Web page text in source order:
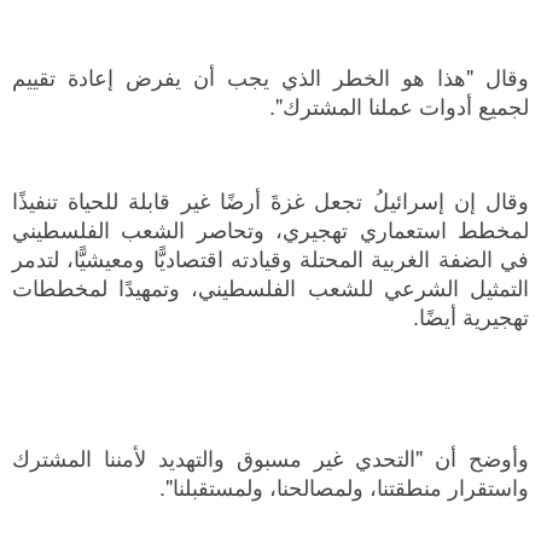
وقال "هذا هو الخطر الذي يجب أن يفرض إعادة تقييم
لجميع أدوات عملنا المشترك".
وقال إن إسرائيلُ تجعل غزةَ أرضًا غير قابلة للحياة تنفيذًا
لمخطط استعماري تهجيري، وتحاصر الشعب الفلسطيني
في الضفة الغربية المحتلة وقيادته اقتصاديًّا ومعيشيًّا، لتدمر
التمثيل الشرعي للشعب الفلسطيني، وتمهيدًا لمخططات
تهجيرية أيضًا.
وأوضح أن "التحدي غير مسبوق والتهديد لأمننا المشترك
واستقرار منطقتنا، ولمصالحنا، ولمستقبلنا".